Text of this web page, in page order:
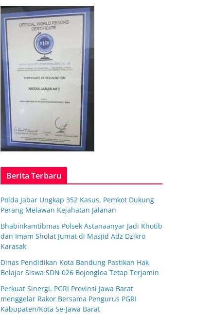
Berita Terbaru
Polda Jabar Ungkap 352 Kasus, Pemkot Dukung
Perang Melawan Kejahatan Jalanan
Bhabinkamtibmas Polsek Astanaanyar Jadi Khotib
dan Imam Sholat Jumat di Masjid Adz Dzikro
Karasak
Dinas Pendidikan Kota Bandung Pastikan Hak
Belajar Siswa SDN 026 Bojongloa Tetap Terjamin
Perkuat Sinergi, PGRI Provinsi Jawa Barat
menggelar Rakor Bersama Pengurus PGRI
Kabupaten/Kota Se-Jawa Barat